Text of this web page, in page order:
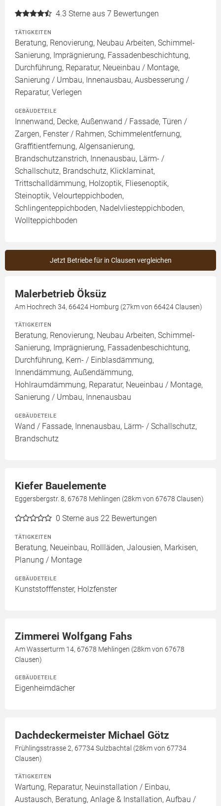
4.3 Sterne aus 7 Bewertungen
TÄTIGKEITEN
Beratung, Renovierung, Neubau Arbeiten, Schimmel-
Sanierung, Imprägnierung, Fassadenbeschichtung,
Durchführung, Reparatur, Neueinbau / Montage,
Sanierung / Umbau, Innenausbau, Ausbesserung /
Reparatur, Verlegen
GEBÄUDETEILE
Innenwand, Decke, Außenwand / Fassade, Türen /
Zargen, Fenster / Rahmen, Schimmelentfernung,
Graffitientfernung, Algensanierung,
Brandschutzanstrich, Innenausbau, Lärm- /
Schallschutz, Brandschutz, Klicklaminat,
Trittschalldämmung, Holzoptik, Fliesenoptik,
Steinoptik, Velourteppichboden,
Schlingenteppichboden, Nadelvliesteppichboden,
Wollteppichboden
Jetzt Betriebe für in Clausen vergleichen
Malerbetrieb Öksüz
Am Hochrech 34, 66424 Homburg (27km von 66424 Clausen)
TÄTIGKEITEN
Beratung, Renovierung, Neubau Arbeiten, Schimmel-
Sanierung, Imprägnierung, Fassadenbeschichtung,
Durchführung, Kern- / Einblasdämmung,
Innendämmung, Außendämmung,
Hohlraumdämmung, Reparatur, Neueinbau / Montage,
Sanierung / Umbau, Innenausbau
GEBÄUDETEILE
Wand / Fassade, Innenausbau, Lärm- / Schallschutz,
Brandschutz
Kiefer Bauelemente
Eggersbergstr. 8, 67678 Mehlingen (28km von 67678 Clausen)
0 Sterne aus 22 Bewertungen
TÄTIGKEITEN
Beratung, Neueinbau, Rollläden, Jalousien, Markisen,
Planung / Montage
GEBÄUDETEILE
Kunststofffenster, Holzfenster
Zimmerei Wolfgang Fahs
Am Wasserturm 14, 67678 Mehlingen (28km von 67678
Clausen)
GEBÄUDETEILE
Eigenheimdächer
Dachdeckermeister Michael Götz
Frühlingsstrasse 2, 67734 Sulzbachtal (28km von 67734
Clausen)
TÄTIGKEITEN
Wartung, Reparatur, Neuinstallation / Einbau,
Austausch, Beratung, Anlage & Installation, Aufbau /